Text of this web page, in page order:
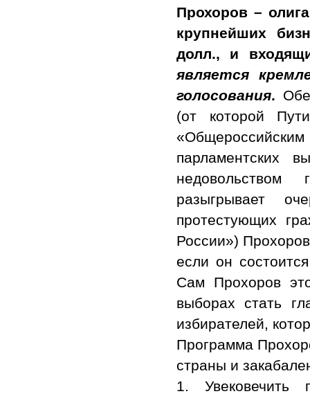
Прохоров –
крупнейших
долл., и
является
голосования.
(от которой
парламентских
недовольством
разыгрывает
протестующих
России»)
если он
Сам Прохоров
выборах стать
избирателей,
Программа
страны и
1. Увековечить